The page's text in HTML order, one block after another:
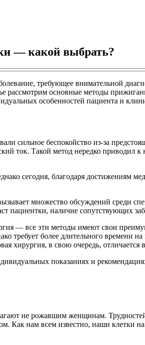
— какой выбрать?
требующее внимательной
рассмотрим основные методы
особенностей пациента и
сильное беспокойство из-за
ток. Такой метод нередко
сегодня, благодаря достижениям
множество обсуждений среди
пациентки, наличие сопутствующих
— все эти методы имеют свои
требует более длительного времени
хирургия, в свою очередь, отличается
показаниях и
не рожавшим женщинам.
Как нам всем известно, наши клетки